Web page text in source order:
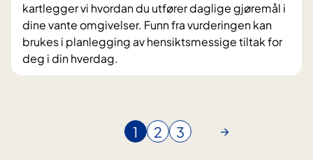
kartlegger vi hvordan du utfører daglige gjøremål i
dine vante omgivelser. Funn fra vurderingen kan
brukes i planlegging av hensiktsmessige tiltak for
deg i din hverdag.
N
1
G
2
G
3